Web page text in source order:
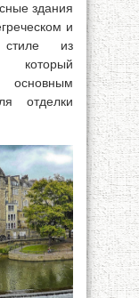
здания
и
стиле из
который
отделки